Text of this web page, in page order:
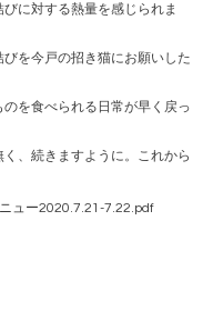
に対する熱量を感じられま
を今戸の招き猫にお願いした
を食べられる日常が早く戻っ
、続きますように。これから
ュー2020.7.21-7.22.pdf